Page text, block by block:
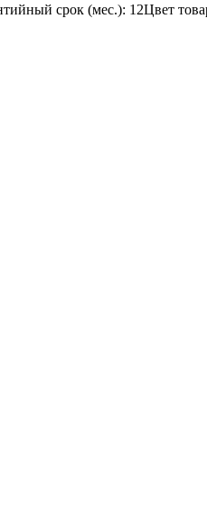
срок (мес.): 12Цвет